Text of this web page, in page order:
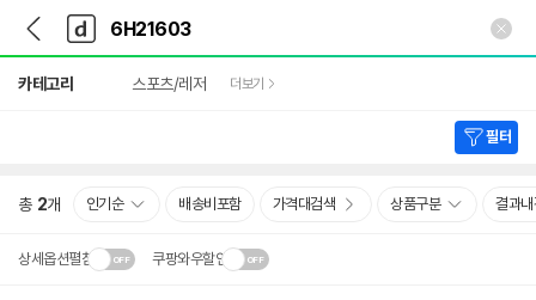
다
나
와
가
기
다
와
메
인
카테고리 스포츠/레저 더보기
필터
총 2개 인기순 배송비포함 가격대검색 상품구분 결과
상세옵션펼침 쿠팡와우할인